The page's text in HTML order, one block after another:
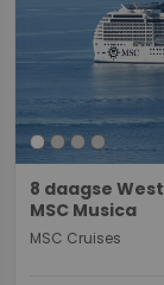
8 daagse
MSC Musica
MSC Cruises